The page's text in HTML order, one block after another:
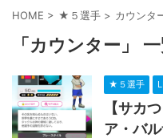
HOME > ★５選手 > カウンタ
「カウンター」
★５選手
【サカ
ア・バ